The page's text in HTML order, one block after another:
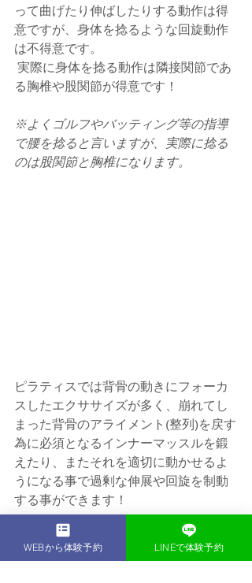
って曲げたり伸ばしたりする動作は得
意ですが、身体を捻るような回旋動作
は不得意です。
実際に身体を捻る動作は隣接関節であ
る胸椎や股関節が得意です！
※よくゴルフやバッティング等の指導
で腰を捻ると言いますが、実際に捻る
のは股関節と胸椎になります。
ピラティスでは背骨の動きにフォーカ
スしたエクササイズが多く、崩れてし
まった背骨のアライメント(整列)を戻す
為に必須となるインナーマッスルを鍛
えたり、またそれを適切に動かせるよ
うになる事で過剰な伸展や回旋を制動
する事ができます！
exceed ではトライアルセッションの際
に、どこに問題があるのかお身体の状
WEBから体験予約 LINEで体験予約